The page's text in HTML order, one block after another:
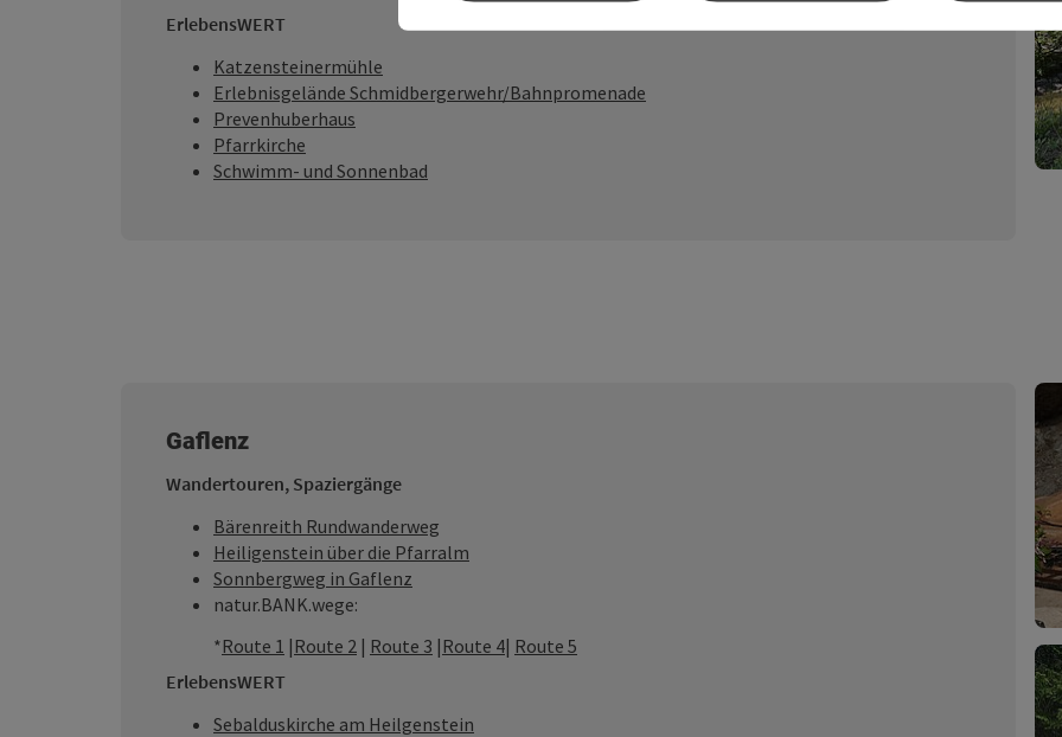
ErlebensWERT
Katzensteinermühle
Erlebnisgelände Schmidbergerwehr/Bahnpromenade
Prevenhuberhaus
Pfarrkirche
Schwimm- und Sonnenbad
Gaflenz
Wandertouren, Spaziergänge
Bärenreith Rundwanderweg
Heiligenstein über die Pfarralm
Sonnbergweg in Gaflenz
natur.BANK.wege:
*Route 1 |Route 2 | Route 3 |Route 4| Route 5
ErlebensWERT
Sebalduskirche am Heilgenstein